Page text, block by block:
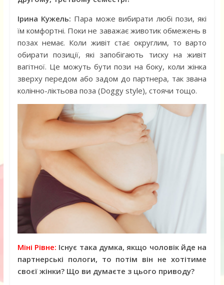
Ірина Кужель: Пара може вибирати любі пози, які
їм комфортні. Поки не заважає животик обмежень в
позах немає. Коли живіт стає округлим, то варто
обирати позиції, які запобігають тиску на живіт
вагітної. Це можуть бути пози на боку, коли жінка
зверху передом або задом до партнера, так звана
колінно-ліктьова поза (Doggy style), стоячи тощо.
Міні Рівне: Існує така думка, якщо чоловік йде на
партнерські пологи, то потім він не хотітиме
своєї жінки? Що ви думаєте з цього приводу?